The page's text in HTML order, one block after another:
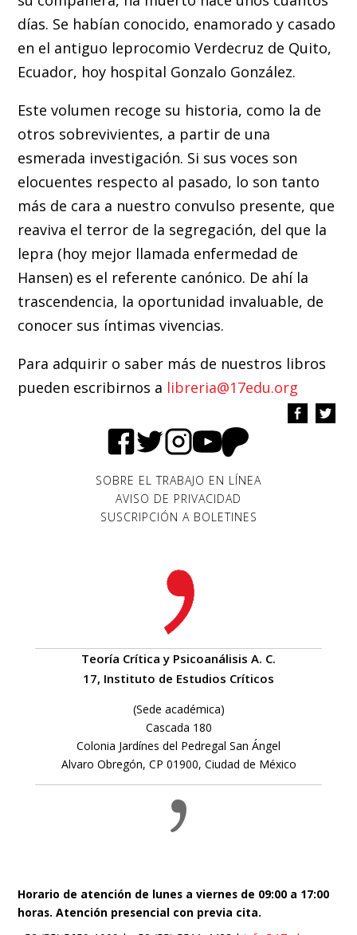
días. Se habían conocido, enamorado y casado
en el antiguo leprocomio Verdecruz de Quito,
Ecuador, hoy hospital Gonzalo González.
Este volumen recoge su historia, como la de
otros sobrevivientes, a partir de una
esmerada investigación. Si sus voces son
elocuentes respecto al pasado, lo son tanto
más de cara a nuestro convulso presente, que
reaviva el terror de la segregación, del que la
lepra (hoy mejor llamada enfermedad de
Hansen) es el referente canónico. De ahí la
trascendencia, la oportunidad invaluable, de
conocer sus íntimas vivencias.
Para adquirir o saber más de nuestros libros
pueden escribirnos a libreria@17edu.org
SOBRE EL TRABAJO EN LÍNEA
AVISO DE PRIVACIDAD
SUSCRIPCIÓN A BOLETINES
Teoría Crítica y Psicoanálisis A. C.
17, Instituto de Estudios Críticos
(Sede académica)
Cascada 180
Colonia Jardínes del Pedregal San Ángel
Alvaro Obregón, CP 01900, Ciudad de México
Horario de atención de lunes a viernes de 09:00 a 17:00
horas. Atención presencial con previa cita.